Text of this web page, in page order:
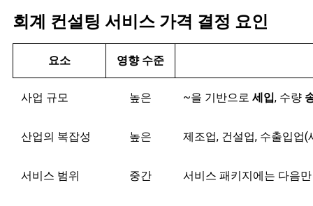
회계 컨설팅 서비스 가격 결정 요인
요소 영향 수준
사업 규모 높은 ~을 기반으로 세입, 수량
산업의 복잡성 높은 제조업, 건설업, 수출입업
서비스 범위 중간 서비스 패키지에는 다음